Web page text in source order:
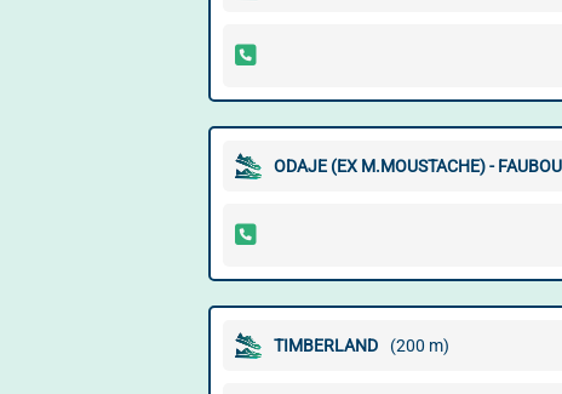
ODAJE (EX M.MOUSTACHE) -
TIMBERLAND (200 m)